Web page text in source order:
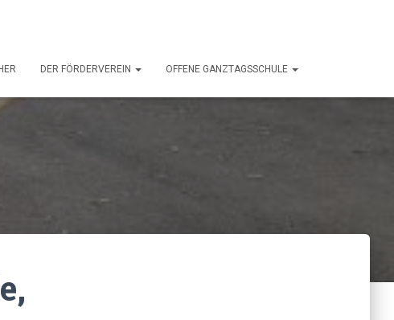
DER FÖRDERVEREIN OFFENE GANZTAGSSCHULE